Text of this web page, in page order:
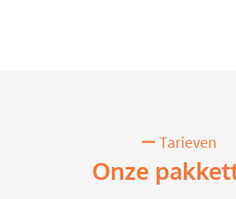
Tarieven
Onze